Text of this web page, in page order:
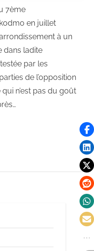
7ème
en juillet
à un
dans ladite
par les
de l’opposition
n’est pas du goût